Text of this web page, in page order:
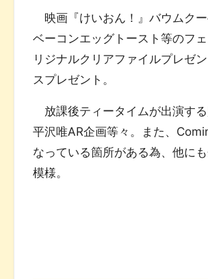
映画『けいおん！』バウムクー
ベーコンエッグトースト等のフ
リジナルクリアファイルプレゼ
スプレゼント。
放課後ティータイムが出演する
平沢唯AR企画等々。また、
なっている箇所がある為、他に
模様。